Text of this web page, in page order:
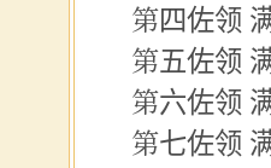
第四佐领
第五佐领
第六佐领
第七佐领